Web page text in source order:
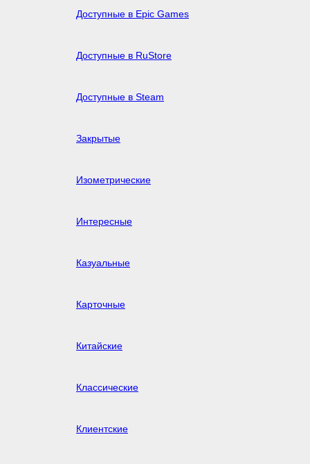
Доступные в Epic Games
Доступные в RuStore
Доступные в Steam
Закрытые
Изометрические
Интересные
Казуальные
Карточные
Китайские
Классические
Клиентские